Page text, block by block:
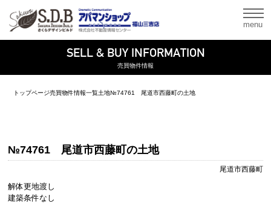
menu
SELL & BUY INFORMATION
売買物件情報
トップページ売買物件情報一覧土地№74761 尾道市西藤町の土地
№74761 尾道市西藤町の土地
尾道市西藤町
解体更地渡し
建築条件なし